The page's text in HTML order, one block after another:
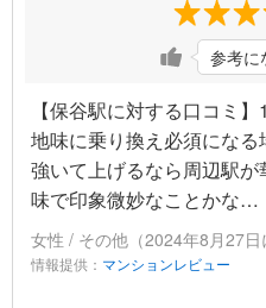
参考に
【保谷駅に対する口コミ
地味に乗り換え必須になる
強いて上げるなら周辺駅
味で印象微妙なことかな…
女性 / その他（2024年8月27日
情報提供： マンションレビュー